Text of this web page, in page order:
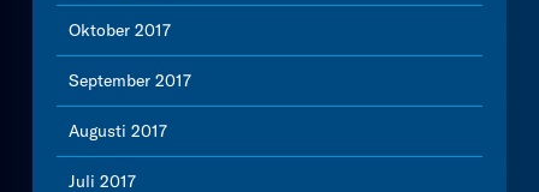
Oktober 2017
September 2017
Augusti 2017
Juli 2017